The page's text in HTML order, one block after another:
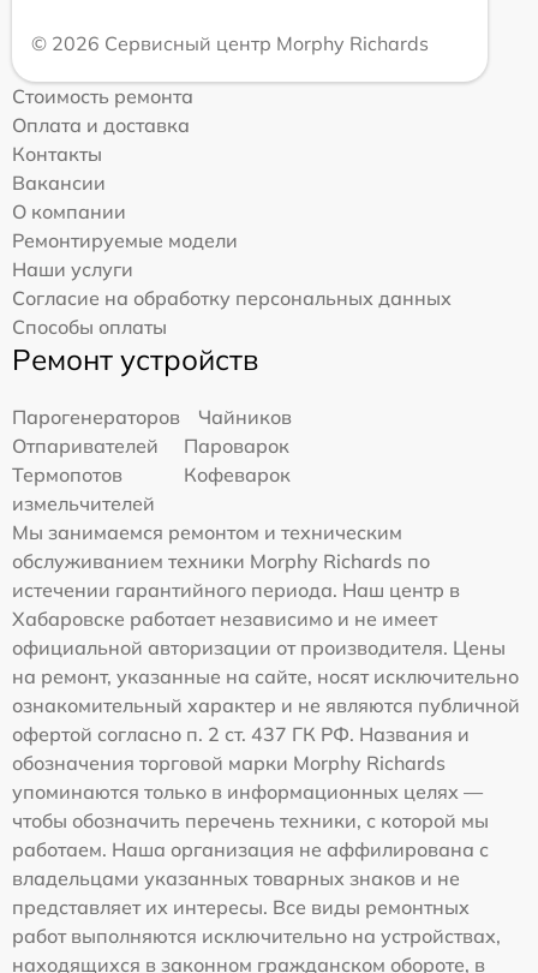
© 2026 Сервисный центр Morphy Richards
Стоимость ремонта
Оплата и доставка
Контакты
Вакансии
О компании
Ремонтируемые модели
Наши услуги
Согласие на обработку персональных данных
Способы оплаты
Ремонт устройств
Парогенераторов
Чайников
Отпаривателей
Пароварок
Термопотов
Кофеварок
измельчителей
Мы занимаемся ремонтом и техническим
обслуживанием техники Morphy Richards по
истечении гарантийного периода. Наш центр в
Хабаровске работает независимо и не имеет
официальной авторизации от производителя. Цены
на ремонт, указанные на сайте, носят исключительно
ознакомительный характер и не являются публичной
офертой согласно п. 2 ст. 437 ГК РФ. Названия и
обозначения торговой марки Morphy Richards
упоминаются только в информационных целях —
чтобы обозначить перечень техники, с которой мы
работаем. Наша организация не аффилирована с
владельцами указанных товарных знаков и не
представляет их интересы. Все виды ремонтных
работ выполняются исключительно на устройствах,
находящихся в законном гражданском обороте, в